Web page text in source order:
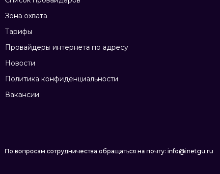
Зона охвата
Тарифы
Провайдеры интернета по адресу
Новости
Политика конфиденциальности
Вакансии
По вопросам сотрудничества обращаться на почту: info@inetgu.ru